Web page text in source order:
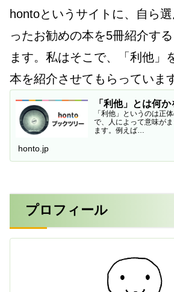
hontoというサイトに、自ら
ったお勧めの本を5冊紹介す
ます。私はそこで、「利他」
本を紹介させてもらっていま
「利他」とは何
「利他」というのは正
で、人によって意味が
ます。例えば…
honto.jp
プロフィール